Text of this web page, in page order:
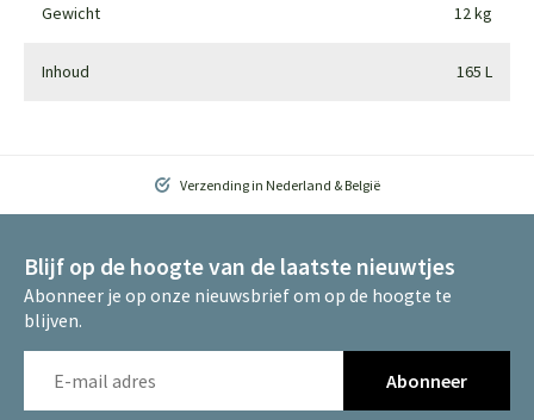
Gewicht 12 kg
Inhoud 165 L
Verzending in Nederland & België
Blijf op de hoogte van de laatste nieuwtjes
Abonneer je op onze nieuwsbrief om op de hoogte te
blijven.
Abonneer